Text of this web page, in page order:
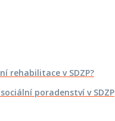
rehabilitace v SDZP?
poradenství v SDZP